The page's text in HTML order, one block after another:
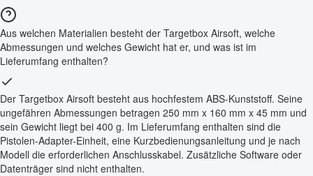
Aus welchen Materialien besteht der Targetbox Airsoft, welche
Abmessungen und welches Gewicht hat er, und was ist im
Lieferumfang enthalten?
Der Targetbox Airsoft besteht aus hochfestem ABS-Kunststoff. Seine
ungefähren Abmessungen betragen 250 mm x 160 mm x 45 mm und
sein Gewicht liegt bei 400 g. Im Lieferumfang enthalten sind die
Pistolen-Adapter-Einheit, eine Kurzbedienungsanleitung und je nach
Modell die erforderlichen Anschlusskabel. Zusätzliche Software oder
Datenträger sind nicht enthalten.